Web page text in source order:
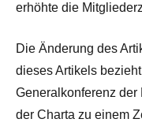
erhöhte die
Die Änderung des
dieses Artikels
Generalkonferenz der
der Charta zu einem